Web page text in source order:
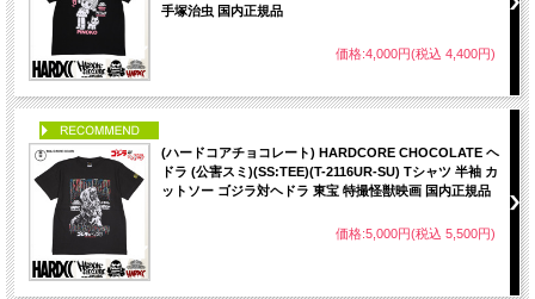
手塚治虫 国内正規品
価格:4,000円(税込 4,400円)
(ハードコアチョコレート) HARDCORE CHOCOLATE ヘ
ドラ (公害スミ)(SS:TEE)(T-2116UR-SU) Tシャツ 半袖 カ
ットソー ゴジラ対ヘドラ 東宝 特撮怪獣映画 国内正規品
価格:5,000円(税込 5,500円)